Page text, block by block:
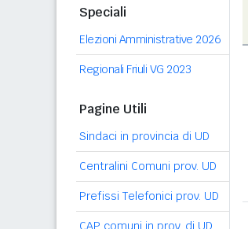
Speciali
Elezioni Amministrative 2026
Regionali Friuli VG 2023
Pagine Utili
Sindaci in provincia di UD
Centralini Comuni prov. UD
Prefissi Telefonici prov. UD
CAP comuni in prov. di UD